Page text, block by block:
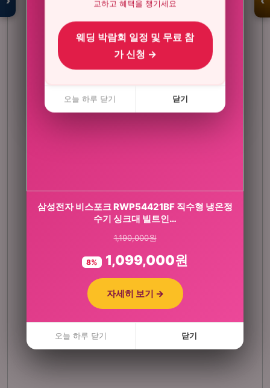
교하고 혜택을 챙기세요
웨딩 박람회 일정 및 무료 참
가 신청 →
오늘 하루 닫기 닫기
[감사쿠폰 증정] 파이토블락 코엔 삼백초 삼백초
추출물 LHF618 미…
376,000원
37% 236,000원
자세히 보기 →
오늘 하루 닫기 닫기
삼성전자 비스포크 RWP54421BF 직수형 냉온정
수기 싱크대 빌트인…
1,190,000원
8% 1,099,000원
자세히 보기 →
오늘 하루 닫기 닫기